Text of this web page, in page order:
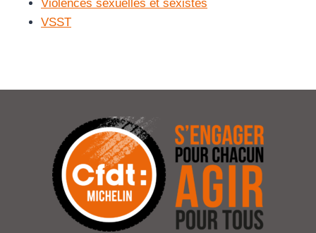
Violences sexuelles et sexistes
VSST